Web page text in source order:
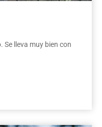
Se lleva muy bien con